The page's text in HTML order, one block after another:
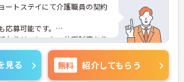
ートステイにて介護職員の契約
募可能です。
おりリフレッシュ休暇制度あり
満と少なくプライベートとの両
す。
、面接対策ポイントなどさらに
見る 無料 紹介してもらう